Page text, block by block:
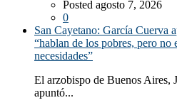
Posted agosto 7, 2026
0
San Cayetano: García Cuerva
“hablan de los pobres, pero no
necesidades”
El arzobispo de Buenos Aires,
apuntó...